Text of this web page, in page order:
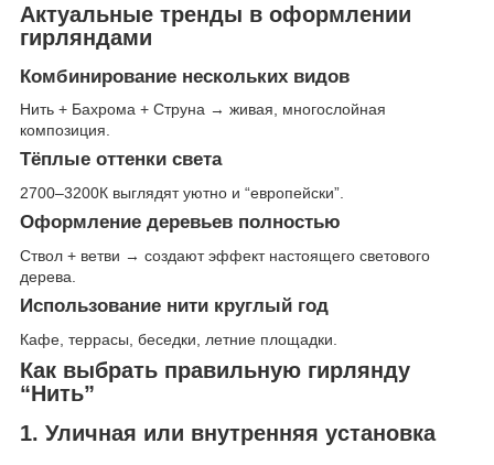
Актуальные тренды в оформлении
гирляндами
Комбинирование нескольких видов
Нить + Бахрома + Струна → живая, многослойная
композиция.
Тёплые оттенки света
2700–3200К выглядят уютно и “европейски”.
Оформление деревьев полностью
Ствол + ветви → создают эффект настоящего светового
дерева.
Использование нити круглый год
Кафе, террасы, беседки, летние площадки.
Как выбрать правильную гирлянду
“Нить”
1. Уличная или внутренняя установка